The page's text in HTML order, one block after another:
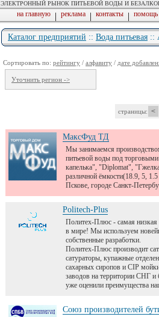
ЭЛЕКТРОННЫЙ РЫНОК ПИТЬЕВОЙ ВОДЫ И
на главную | реклама | контакты | помощь
Каталог предприятий :: Вода питьевая ::
Сортировать по: рейтингу / алфавиту / дате
Уточнить регион ->
страницы: <
МаксФуд ТД
Мы занимаемся
питьевой воды под
капелька", "Diplomat",
различной ёмкости(18.9, 5,
Пскове, городе Санкт-
Politech-Plus
Политех-Плюс - самая низкая
в мире! Мы используем
собственные разработки.
Политех-Плюс производит
сатураторы, купажные
сахарных сиропов и CIP
заводов на территории СНГ и
уже оценили преимущества
Союз производителей